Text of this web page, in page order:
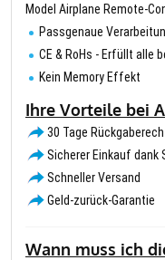
Model Airplane Remote-
Passgenaue
CE & RoHs - Erfüllt alle
Kein Memory Effekt
Ihre Vorteile bei
30 Tage
Sicherer Einkauf dank
Schneller Versand
Geld-zurück-Garantie
Wann muss ich